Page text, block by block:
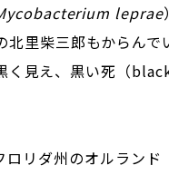
leprae
北里柴三郎もからん
く見え、黒い死（
リダ州のオルラン